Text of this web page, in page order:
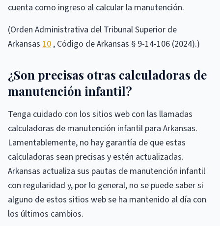
cuenta como ingreso al calcular la manutención.
(Orden Administrativa del Tribunal Superior de
Arkansas 10 , Código de Arkansas § 9-14-106 (2024).)
¿Son precisas otras calculadoras de
manutención infantil?
Tenga cuidado con los sitios web con las llamadas
calculadoras de manutención infantil para Arkansas.
Lamentablemente, no hay garantía de que estas
calculadoras sean precisas y estén actualizadas.
Arkansas actualiza sus pautas de manutención infantil
con regularidad y, por lo general, no se puede saber si
alguno de estos sitios web se ha mantenido al día con
los últimos cambios.